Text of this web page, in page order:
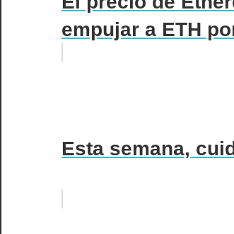
empujar a ETH
Esta semana,